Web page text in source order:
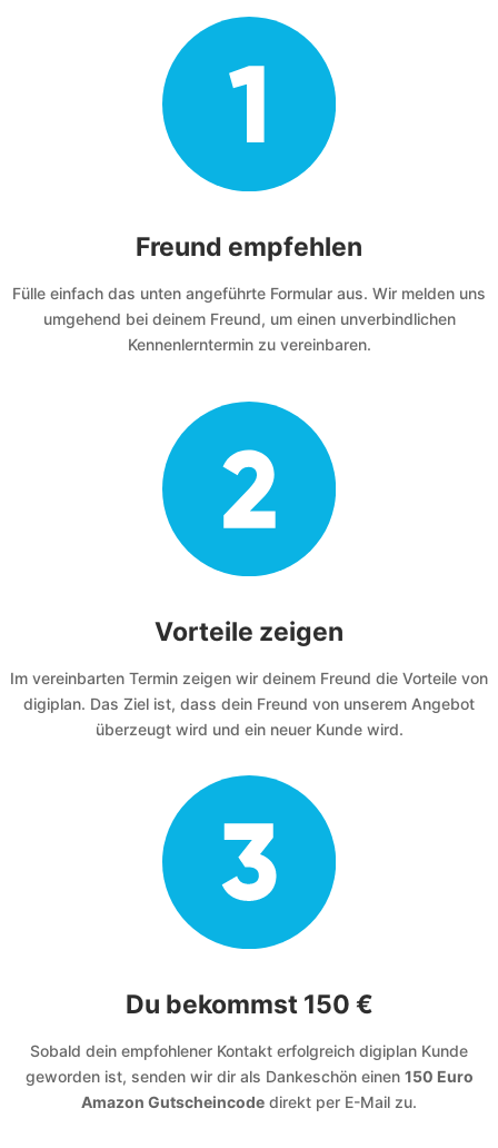
Freund empfehlen
Fülle einfach das unten angeführte Formular aus. Wir melden uns
umgehend bei deinem Freund, um einen unverbindlichen
Kennenlerntermin zu vereinbaren.
Vorteile zeigen
Im vereinbarten Termin zeigen wir deinem Freund die Vorteile von
digiplan. Das Ziel ist, dass dein Freund von unserem Angebot
überzeugt wird und ein neuer Kunde wird.
Du bekommst 150 €
Sobald dein empfohlener Kontakt erfolgreich digiplan Kunde
geworden ist, senden wir dir als Dankeschön einen 150 Euro
Amazon Gutscheincode direkt per E-Mail zu.